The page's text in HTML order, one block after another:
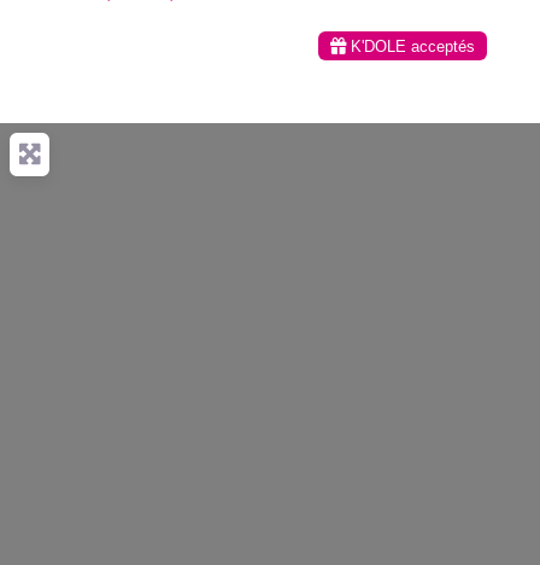
K'DOLE acceptés